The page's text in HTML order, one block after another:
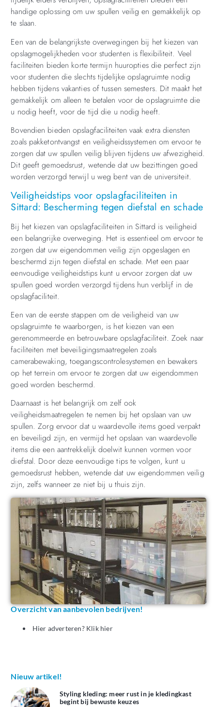
handige oplossing om uw spullen veilig en gemakkelijk op
te slaan.
Een van de belangrijkste overwegingen bij het kiezen van
opslagmogelijkheden voor studenten is flexibiliteit. Veel
faciliteiten bieden korte termijn huuropties die perfect zijn
voor studenten die slechts tijdelijke opslagruimte nodig
hebben tijdens vakanties of tussen semesters. Dit maakt het
gemakkelijk om alleen te betalen voor de opslagruimte die
u nodig heeft, voor de tijd die u nodig heeft.
Bovendien bieden opslagfaciliteiten vaak extra diensten
zoals pakketontvangst en veiligheidssystemen om ervoor te
zorgen dat uw spullen veilig blijven tijdens uw afwezigheid.
Dit geeft gemoedsrust, wetende dat uw bezittingen goed
worden verzorgd terwijl u weg bent van de universiteit.
Veiligheidstips voor opslagfaciliteiten in
Sittard: Bescherming tegen diefstal en schade
Bij het kiezen van opslagfaciliteiten in Sittard is veiligheid
een belangrijke overweging. Het is essentieel om ervoor te
zorgen dat uw eigendommen veilig zijn opgeslagen en
beschermd zijn tegen diefstal en schade. Met een paar
eenvoudige veiligheidstips kunt u ervoor zorgen dat uw
spullen goed worden verzorgd tijdens hun verblijf in de
opslagfaciliteit.
Een van de eerste stappen om de veiligheid van uw
opslagruimte te waarborgen, is het kiezen van een
gerenommeerde en betrouwbare opslagfaciliteit. Zoek naar
faciliteiten met beveiligingsmaatregelen zoals
camerabewaking, toegangscontrolesystemen en bewakers
op het terrein om ervoor te zorgen dat uw eigendommen
goed worden beschermd.
Daarnaast is het belangrijk om zelf ook
veiligheidsmaatregelen te nemen bij het opslaan van uw
spullen. Zorg ervoor dat u waardevolle items goed verpakt
en beveiligd zijn, en vermijd het opslaan van waardevolle
items die een aantrekkelijk doelwit kunnen vormen voor
diefstal. Door deze eenvoudige tips te volgen, kunt u
gemoedsrust hebben, wetende dat uw eigendommen veilig
zijn, zelfs wanneer ze niet bij u thuis zijn.
Overzicht van aanbevolen bedrijven!
Hier adverteren? Klik hier
Nieuw artikel!
Styling kleding: meer rust in je kledingkast
begint bij bewuste keuzes